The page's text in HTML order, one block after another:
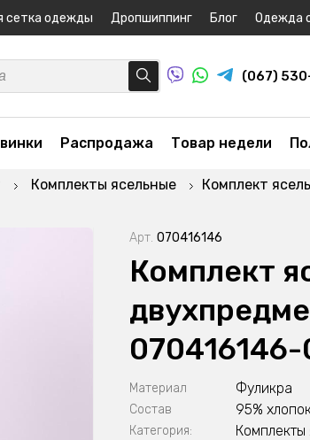
сетка одежды Дропшиппинг Блог Одежда
(067)
Распродажа Товар недели
Комплекты ясельные Комплект
Арт. 070416146
Комплект
070416146-
Материал Фуликра
Состав 95%
Категория: Комплекты